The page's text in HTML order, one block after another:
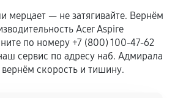
или частично, если
условия:
детали подходят по
и не имеют внешних
мерцает — не затягивайте. Вернём
Acer Aspire
по номеру +7 (800) 100-47-62
сервис по адресу наб. Адмирала
скорость и тишину.